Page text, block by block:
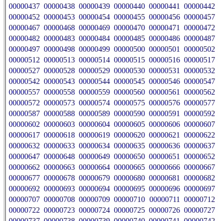
00000437 00000438 00000439 00000440 00000441
00000442
00000452 00000453 00000454 00000455 00000456 00000457
00000467 00000468 00000469 00000470 00000471
00000472
00000482 00000483 00000484 00000485 00000486 00000487
00000497 00000498 00000499 00000500 00000501
00000502
00000512 00000513 00000514 00000515 00000516 00000517
00000527 00000528 00000529 00000530 00000531
00000532
00000542 00000543 00000544 00000545 00000546 00000547
00000557 00000558 00000559 00000560 00000561
00000562
00000572 00000573 00000574 00000575 00000576 00000577
00000587 00000588 00000589 00000590 00000591
00000592
00000602 00000603 00000604 00000605 00000606 00000607
00000617 00000618 00000619 00000620 00000621
00000622
00000632 00000633 00000634 00000635 00000636 00000637
00000647 00000648 00000649 00000650 00000651
00000652
00000662 00000663 00000664 00000665 00000666 00000667
00000677 00000678 00000679 00000680 00000681
00000682
00000692 00000693 00000694 00000695 00000696 00000697
00000707 00000708 00000709 00000710 00000711
00000712
00000722 00000723 00000724 00000725 00000726 00000727